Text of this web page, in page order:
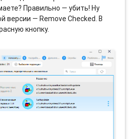
Правильно — убить! Ну
версии — Remove Checked. В
кнопку.